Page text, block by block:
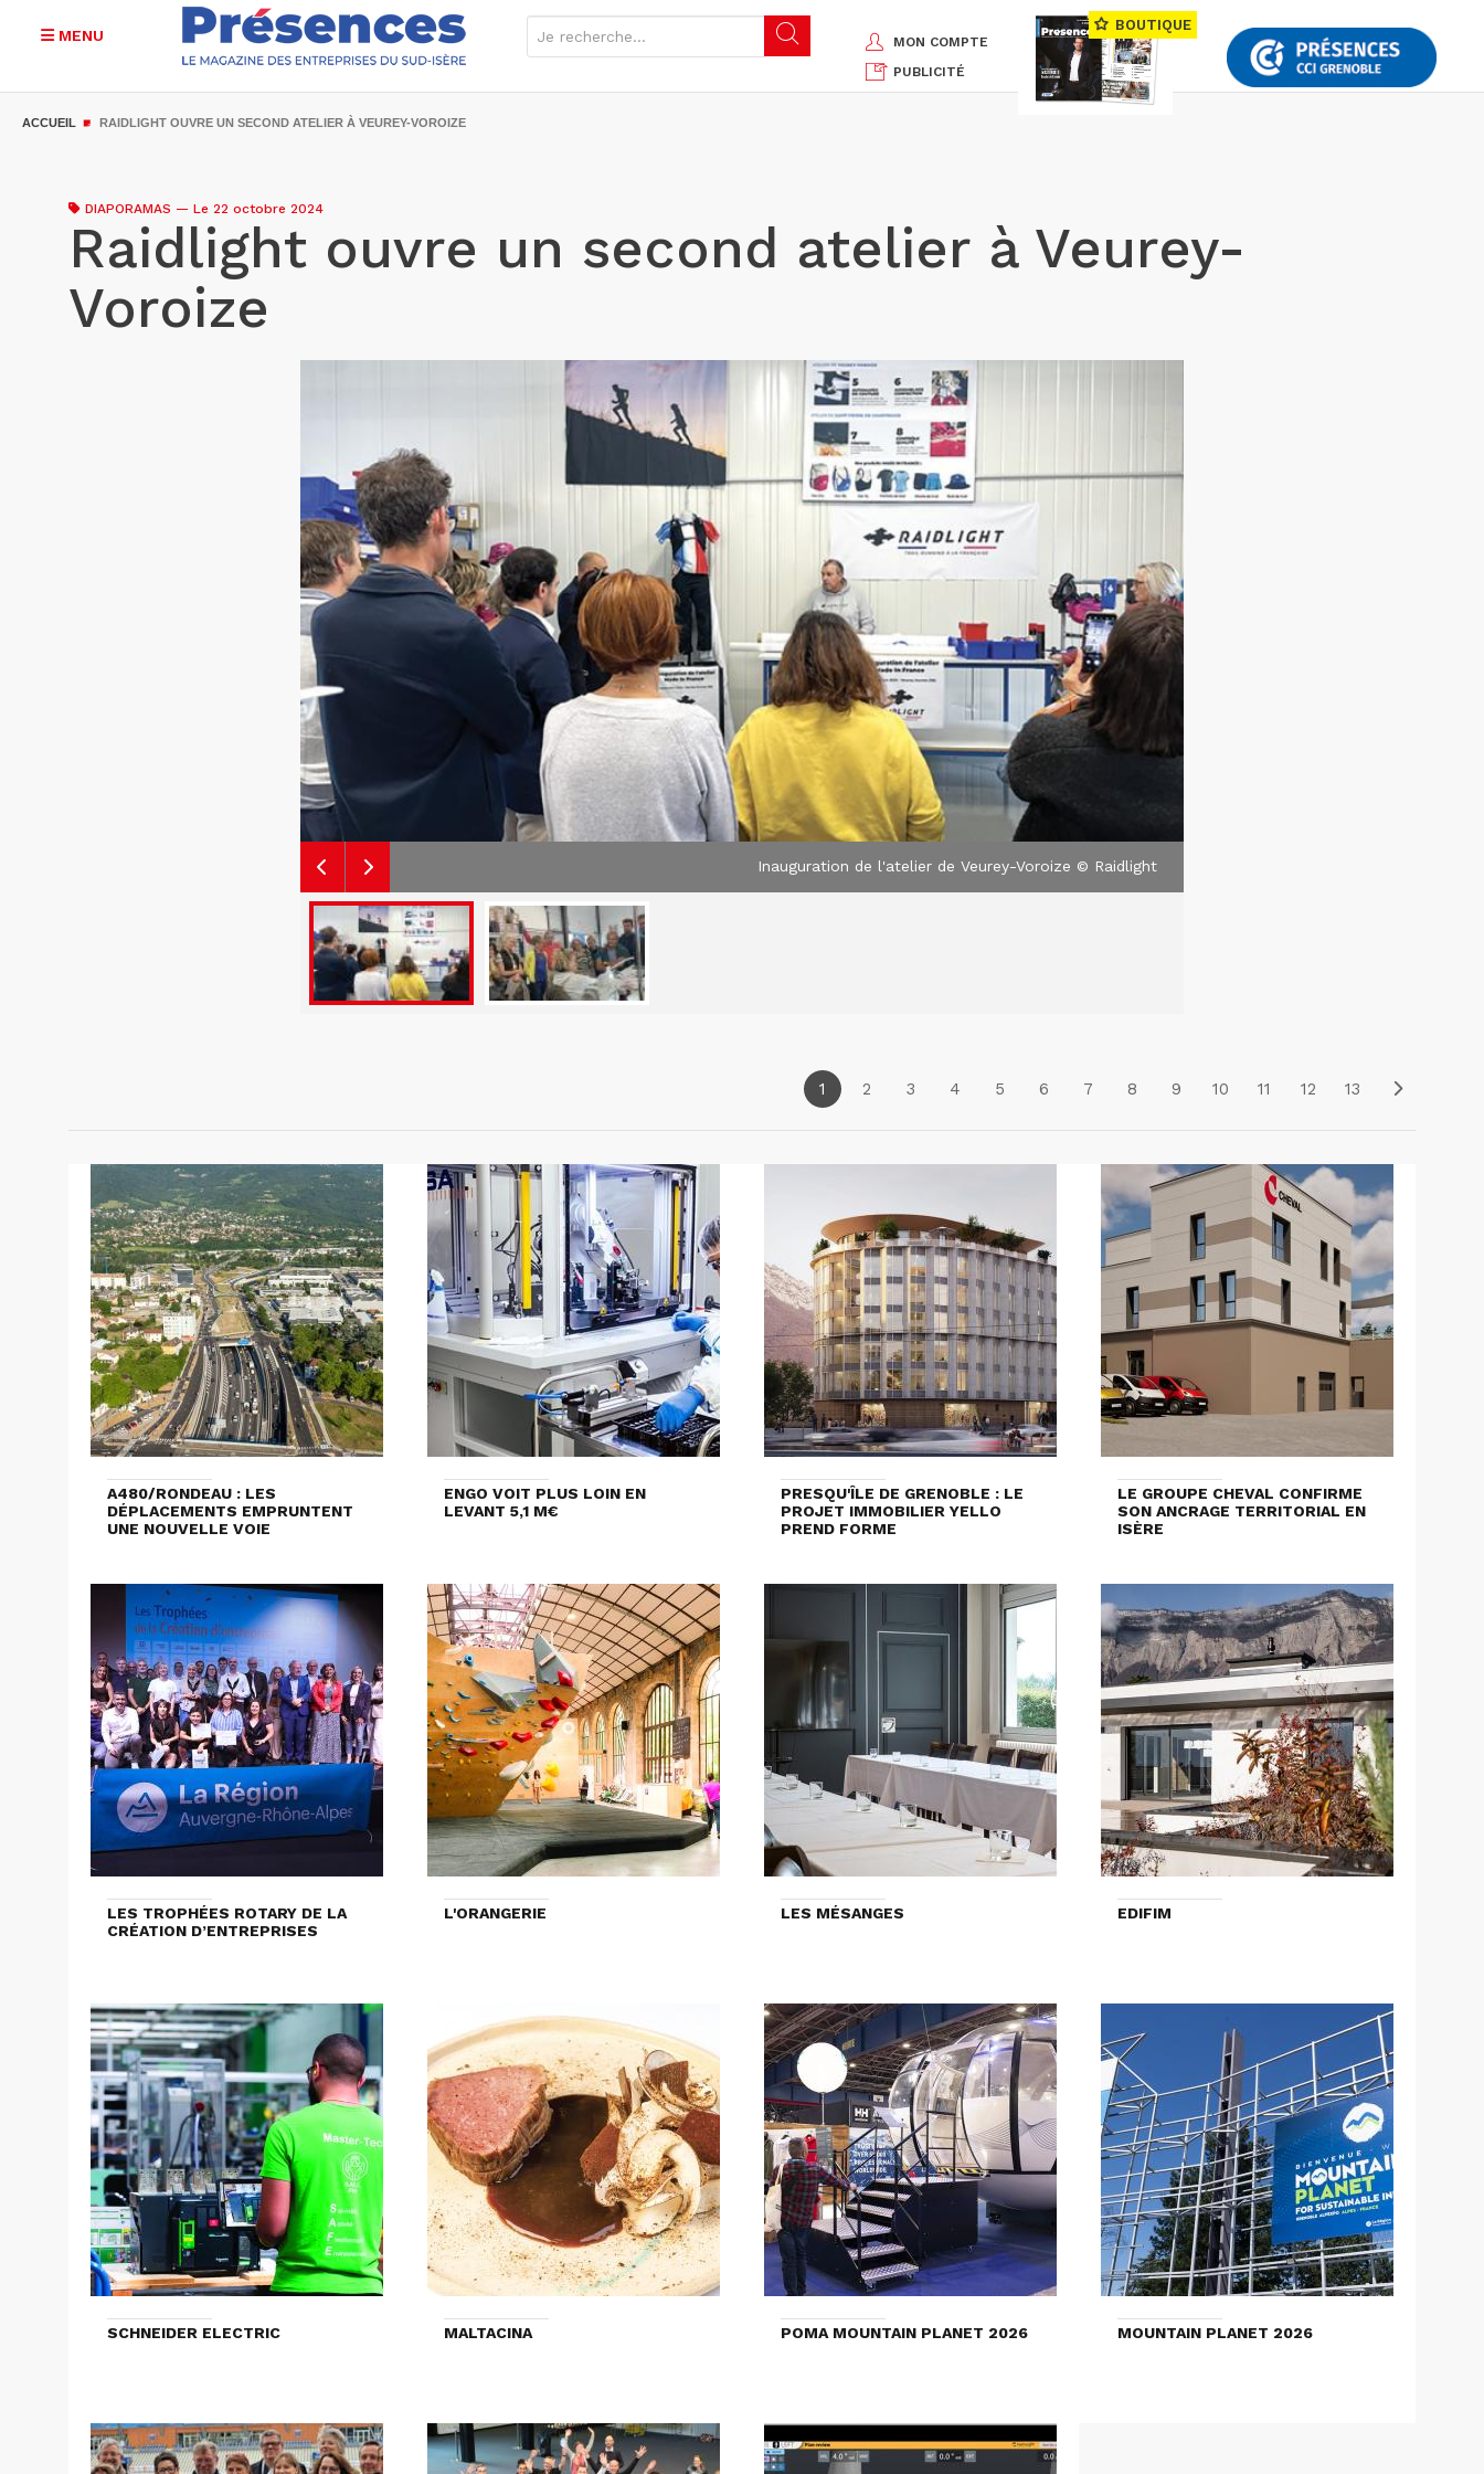
MENU
MON COMPTE
PUBLICITÉ
BOUTIQUE
ACCUEIL RAIDLIGHT OUVRE UN SECOND ATELIER À VEUREY-VOROIZE
DIAPORAMAS — Le 22 octobre 2024
Raidlight ouvre un second atelier à Veurey-
Voroize
Inauguration de l'atelier de Veurey-Voroize © Raidlight
1 2 3 4 5 6 7 8 9 10 11 12 13
A480/RONDEAU : LES
DÉPLACEMENTS EMPRUNTENT
UNE NOUVELLE VOIE
ENGO VOIT PLUS LOIN EN
LEVANT 5,1 M€
PRESQU'ÎLE DE GRENOBLE : LE
PROJET IMMOBILIER YELLO
PREND FORME
LE GROUPE CHEVAL CONFIRME
SON ANCRAGE TERRITORIAL EN
ISÈRE
LES TROPHÉES ROTARY DE LA
CRÉATION D’ENTREPRISES
L'ORANGERIE LES MÉSANGES EDIFIM
SCHNEIDER ELECTRIC MALTACINA POMA MOUNTAIN PLANET 2026 MOUNTAIN PLANET 2026